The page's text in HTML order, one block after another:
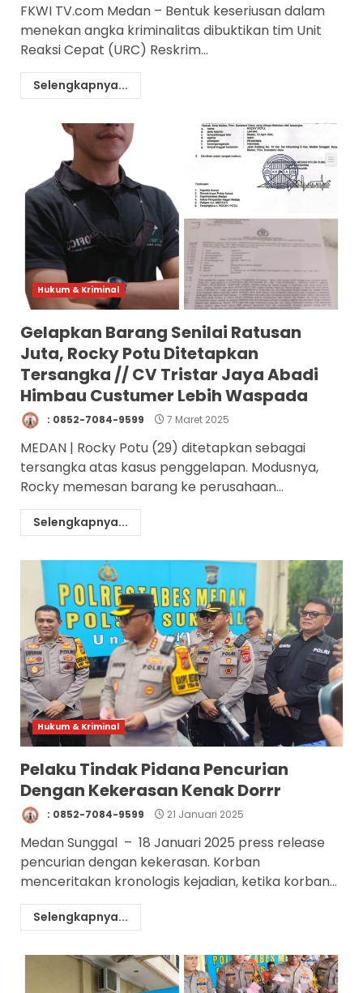
FKWI TV.com Medan – Bentuk keseriusan dalam
menekan angka kriminalitas dibuktikan tim Unit
Reaksi Cepat (URC) Reskrim...
Selengkapnya...
Hukum & Kriminal
Gelapkan Barang Senilai Ratusan
Juta, Rocky Potu Ditetapkan
Tersangka // CV Tristar Jaya Abadi
Himbau Custumer Lebih Waspada
: 0852-7084-9599 7 Maret 2025
MEDAN | Rocky Potu (29) ditetapkan sebagai
tersangka atas kasus penggelapan. Modusnya,
Rocky memesan barang ke perusahaan...
Selengkapnya...
Hukum & Kriminal
Pelaku Tindak Pidana Pencurian
Dengan Kekerasan Kenak Dorrr
: 0852-7084-9599 21 Januari 2025
Medan Sunggal – 18 Januari 2025 press release
pencurian dengan kekerasan. Korban
menceritakan kronologis kejadian, ketika korban...
Selengkapnya...